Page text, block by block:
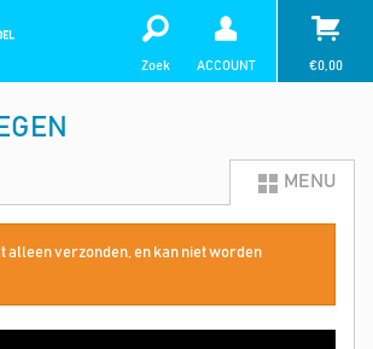
Zoek ACCOUNT €0,00
MENU
alleen verzonden, en kan niet worden